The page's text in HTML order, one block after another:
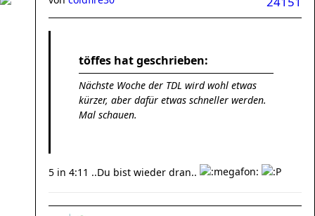
töffes hat geschrieben:
Nächste Woche der TDL wird wohl etwas
kürzer, aber dafür etwas schneller werden.
Mal schauen.
5 in 4:11 ..Du bist wieder dran..